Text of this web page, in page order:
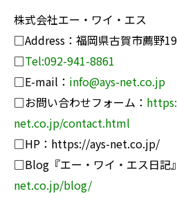
株式会社エー・ワイ・エス
□Address：福岡県古賀市薦野
□Tel:092-941-8861
□E-mail： info@ays-net.co.jp
□お問い合わせフォーム：
net.co.jp/contact.html
□HP： https://ays-net.co.jp/
□Blog『エー・ワイ・エス日記
net.co.jp/blog/